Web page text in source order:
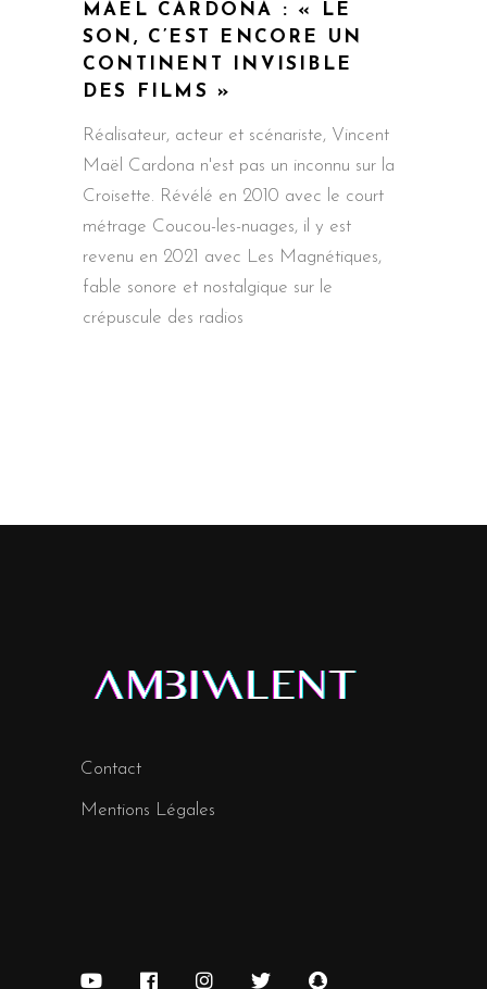
MAËL CARDONA : « LE
SON, C’EST ENCORE UN
CONTINENT INVISIBLE
DES FILMS »
Réalisateur, acteur et scénariste, Vincent
Maël Cardona n'est pas un inconnu sur la
Croisette. Révélé en 2010 avec le court
métrage Coucou-les-nuages, il y est
revenu en 2021 avec Les Magnétiques,
fable sonore et nostalgique sur le
crépuscule des radios
Contact
Mentions Légales